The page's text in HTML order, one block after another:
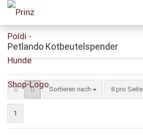
Petlando Kotbeutelspender
Sortieren nach
Sortieren nach 8 pro Seite
pro Seite
1